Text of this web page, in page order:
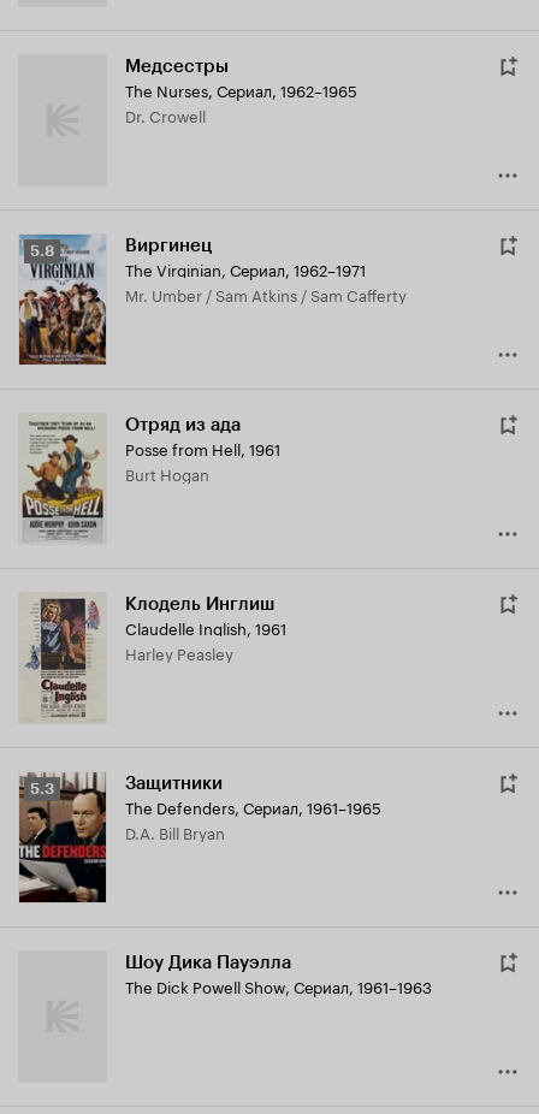
Медсестры
The Nurses, Сериал, 1962–1965
Dr. Crowell
Рейтинг
Кинопоиска
5.8
5.8 Виргинец
The Virginian, Сериал, 1962–1971
Mr. Umber / Sam Atkins / Sam Cafferty
Отряд из ада
Posse from Hell, 1961
Burt Hogan
Клодель Инглиш
Claudelle Inglish, 1961
Harley Peasley
Рейтинг
Кинопоиска
5.3
5.3 Защитники
The Defenders, Сериал, 1961–1965
D.A. Bill Bryan
Шоу Дика Пауэлла
The Dick Powell Show, Сериал, 1961–1963